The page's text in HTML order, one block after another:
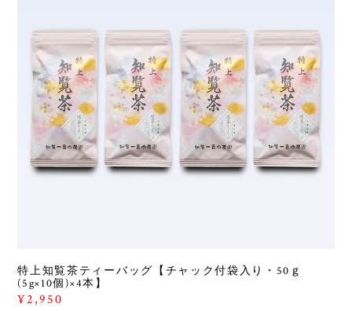
特上知覧茶ティーバッグ【チャック付袋入り・50ｇ
(5g×10個)×4本】
¥2,950